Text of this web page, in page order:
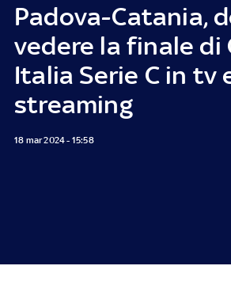
Padova-Catania,
vedere la finale di
Italia Serie C in tv
streaming
18 mar 2024 - 15:58